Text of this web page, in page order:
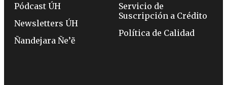
Pódcast ÚH
Newsletters ÚH
Ñandejara Ñe’ẽ
Servicio de
Suscripción a Crédito
Política de Calidad